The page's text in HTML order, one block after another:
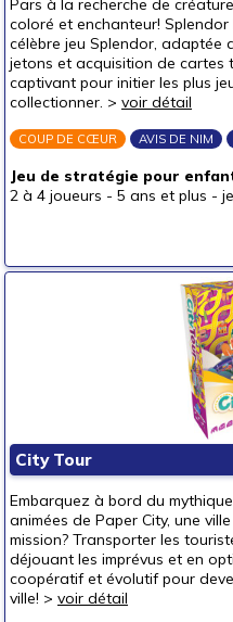
Pars à la recherche de
coloré et enchanteur!
célèbre jeu Splendor, adaptée
jetons et acquisition de cartes
captivant pour initier les plus
collectionner. > voir détail
COUP DE CŒUR AVIS DE NIM
Jeu de stratégie pour
2 à 4 joueurs - 5 ans et plus -
City Tour
Embarquez à bord du
animées de Paper City, une
mission? Transporter les
déjouant les imprévus et en
coopératif et évolutif pour
ville! > voir détail